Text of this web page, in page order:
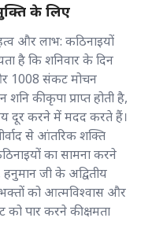
के लिए
और लाभ: कठिनाइयों
है कि शनिवार के दिन
1008 संकट मोचन
की कृपा प्राप्त होती है,
दूर करने में मदद करते हैं।
से आंतरिक शक्ति
का सामना करने
जी के अद्वितीय
को आत्मविश्वास और
पार करने की क्षमता